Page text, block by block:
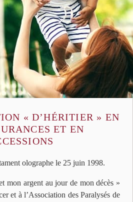
« D’HÉRITIER » EN
ET EN
olographe le 25 juin 1998.
mon argent au jour de mon décès »
et à l’Association des Paralysés de